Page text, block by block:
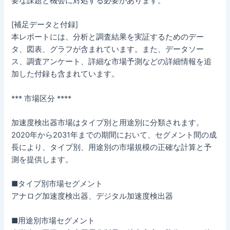
[補足データと付録]
本レポートには、分析と調査結果を実証するためのデー
タ、図表、グラフが含まれています。また、データソー
ス、調査アンケート、詳細な市場予測などの詳細情報を追
加した付録も含まれています。
*** 市場区分 ****
加速度検出器市場はタイプ別と用途別に分類されます。
2020年から2031年までの期間において、セグメント間の成
長により、タイプ別、用途別の市場規模の正確な計算と予
測を提供します。
■タイプ別市場セグメント
アナログ加速度検出器、デジタル加速度検出器
■用途別市場セグメント